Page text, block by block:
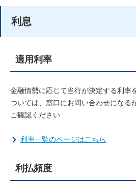
利息
適用利率
金融情勢に応じて当行が決定する利率
ついては、窓口にお問い合わせになる
ご確認ください
利率一覧のページはこちら
利払頻度